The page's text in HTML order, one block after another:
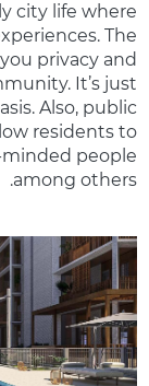
city life where
The
privacy and
It’s just
Also, public
residents to
people
among others.